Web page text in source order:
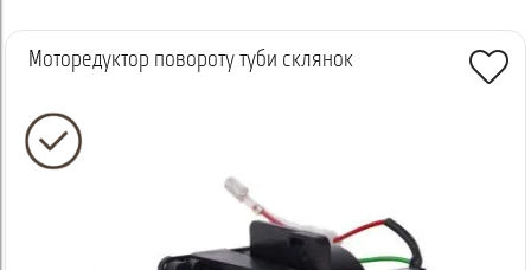
Моторедуктор повороту туби склянок